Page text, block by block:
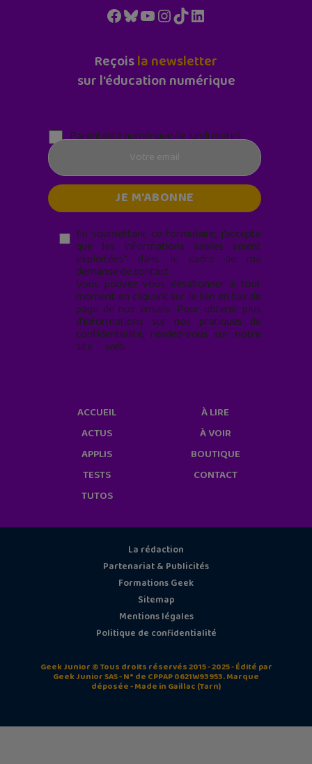
Facebook
Bluesky
YouTube
Instagram
TikTokLinkedIn
Reçoisla newsletter
sur l'éducation numérique
Parentalité numérique (le lundi matin)
En soumettant ce formulaire, j’accepte
que les informations saisies soient
exploitées* dans le cadre de ma
demande de contact.
Vous pouvez vous désabonner à tout
moment en cliquant sur le lien en bas de
page de nos emails. Pour obtenir plus
d'informations sur nos pratiques de
confidentialité, rendez-vous sur notre
site web
ACCUEIL
ACTUS
APPLIS
TESTS
TUTOS
À LIRE
À VOIR
BOUTIQUE
CONTACT
La rédaction
Partenariat & Publicités
Formations Geek
Sitemap
Mentions légales
Politique de confidentialité
Geek Junior © Tous droits réservés 2015 - 2025 - Édité par
Geek Junior SAS - N° de CPPAP 0621W93953. Marque
déposée - Made in Gaillac (Tarn)